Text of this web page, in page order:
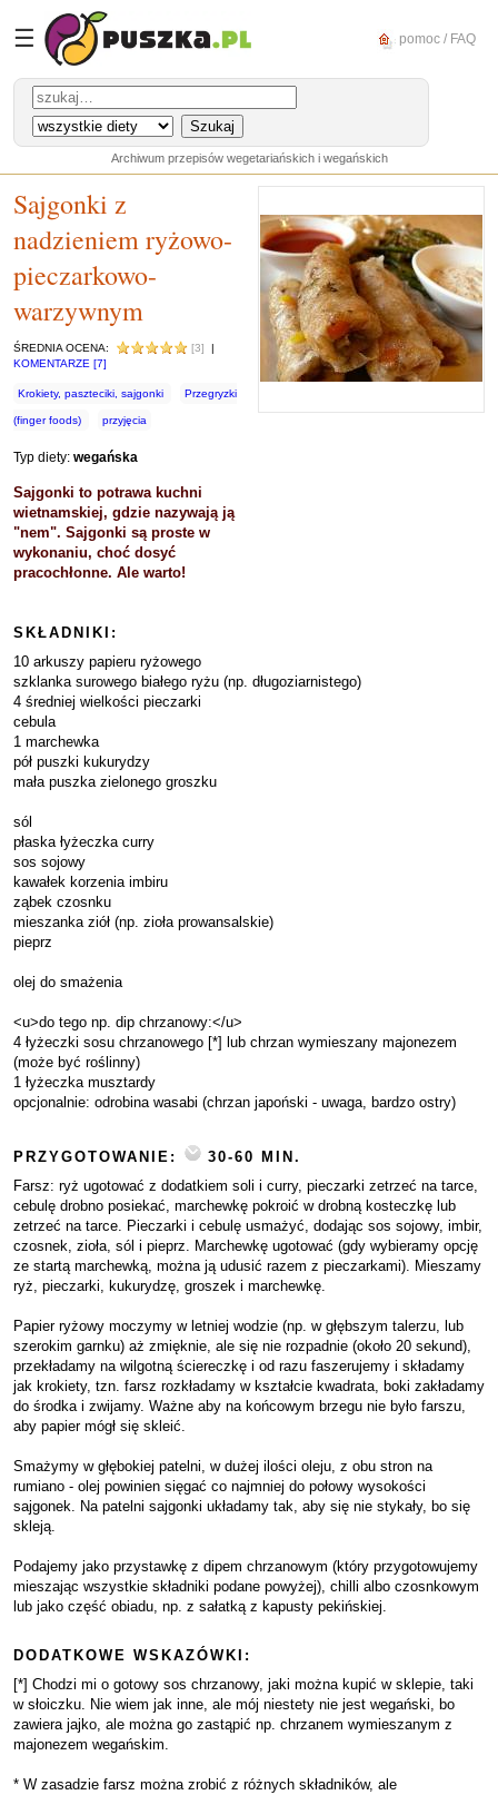
☰ pomoc / FAQ
Archiwum przepisów wegetariańskich i wegańskich
Sajgonki z
nadzieniem ryżowo-
pieczarkowo-
warzywnym
ŚREDNIA OCENA: [3]
|
KOMENTARZE [7]
Krokiety, paszteciki, sajgonki Przegryzki
(finger foods) przyjęcia
Typ diety: wegańska
Sajgonki to potrawa kuchni
wietnamskiej, gdzie nazywają ją
"nem". Sajgonki są proste w
wykonaniu, choć dosyć
pracochłonne. Ale warto!
SKŁADNIKI:
10 arkuszy papieru ryżowego
szklanka surowego białego ryżu (np. długoziarnistego)
4 średniej wielkości pieczarki
cebula
1 marchewka
pół puszki kukurydzy
mała puszka zielonego groszku
sól
płaska łyżeczka curry
sos sojowy
kawałek korzenia imbiru
ząbek czosnku
mieszanka ziół (np. zioła prowansalskie)
pieprz
olej do smażenia
<u>do tego np. dip chrzanowy:</u>
4 łyżeczki sosu chrzanowego [*] lub chrzan wymieszany majonezem
(może być roślinny)
1 łyżeczka musztardy
opcjonalnie: odrobina wasabi (chrzan japoński - uwaga, bardzo ostry)
PRZYGOTOWANIE:
30-60 MIN.
Farsz: ryż ugotować z dodatkiem soli i curry, pieczarki zetrzeć na tarce,
cebulę drobno posiekać, marchewkę pokroić w drobną kosteczkę lub
zetrzeć na tarce. Pieczarki i cebulę usmażyć, dodając sos sojowy, imbir,
czosnek, zioła, sól i pieprz. Marchewkę ugotować (gdy wybieramy opcję
ze startą marchewką, można ją udusić razem z pieczarkami). Mieszamy
ryż, pieczarki, kukurydzę, groszek i marchewkę.
Papier ryżowy moczymy w letniej wodzie (np. w głębszym talerzu, lub
szerokim garnku) aż zmięknie, ale się nie rozpadnie (około 20 sekund),
przekładamy na wilgotną ściereczkę i od razu faszerujemy i składamy
jak krokiety, tzn. farsz rozkładamy w kształcie kwadrata, boki zakładamy
do środka i zwijamy. Ważne aby na końcowym brzegu nie było farszu,
aby papier mógł się skleić.
Smażymy w głębokiej patelni, w dużej ilości oleju, z obu stron na
rumiano - olej powinien sięgać co najmniej do połowy wysokości
sajgonek. Na patelni sajgonki układamy tak, aby się nie stykały, bo się
skleją.
Podajemy jako przystawkę z dipem chrzanowym (który przygotowujemy
mieszając wszystkie składniki podane powyżej), chilli albo czosnkowym
lub jako część obiadu, np. z sałatką z kapusty pekińskiej.
DODATKOWE WSKAZÓWKI:
[*] Chodzi mi o gotowy sos chrzanowy, jaki można kupić w sklepie, taki
w słoiczku. Nie wiem jak inne, ale mój niestety nie jest wegański, bo
zawiera jajko, ale można go zastąpić np. chrzanem wymieszanym z
majonezem wegańskim.
* W zasadzie farsz można zrobić z różnych składników, ale